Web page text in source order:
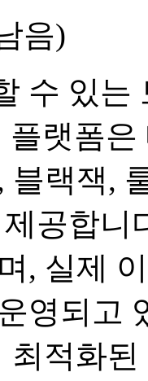
음)
수 있는
플랫폼
블랙잭,
공합니
, 실제
영되고
최적화